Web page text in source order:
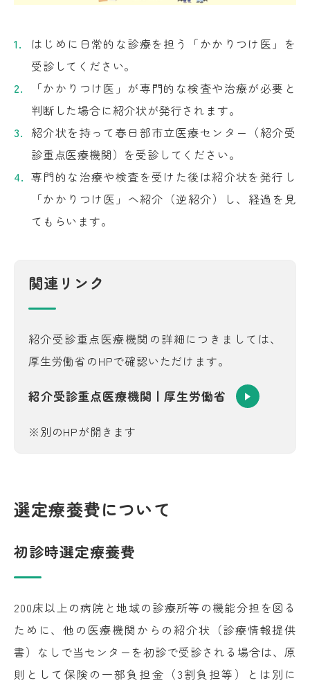
はじめに日常的な診療を担う「かかりつけ医」を
受診してください。
「かかりつけ医」が専門的な検査や治療が必要と
判断した場合に紹介状が発行されます。
紹介状を持って春日部市立医療センター（紹介受
診重点医療機関）を受診してください。
専門的な治療や検査を受けた後は紹介状を発行し
「かかりつけ医」へ紹介（逆紹介）し、経過を見
てもらいます。
関連リンク
紹介受診重点医療機関の詳細につきましては、
厚生労働省のHPで確認いただけます。
紹介受診重点医療機関丨厚生労働省
※別のHPが開きます
選定療養費について
初診時選定療養費
200床以上の病院と地域の診療所等の機能分担を図る
ために、他の医療機関からの紹介状（診療情報提供
書）なしで当センターを初診で受診される場合は、原
則として保険の一部負担金（3割負担等）とは別に